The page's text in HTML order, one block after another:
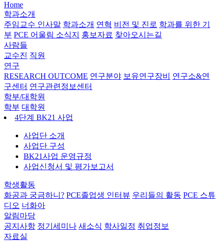
Home
학과소개
주임교수 인사말 학과소개 연혁 비전 및 진로 학과를 위한 기
부 PCE 어울림 소식지 홍보자료 찾아오시는길
사람들
교수진 직원
연구
RESEARCH OUTCOME 연구분야 보유연구장비
연구소&연
구센터 연구관련정보센터
학부/대학원
학부 대학원
4단계 BK21 사업
사업단 소개
사업단 구성
BK21사업 운영규정
사업신청서 및 평가보고서
학생활동
화공과 궁금하니? PCE졸업생 인터뷰 우리들의 활동 PCE 스튜
디오 너화아
알림마당
공지사항 정기세미나 새소식 학사일정 취업정보
자료실